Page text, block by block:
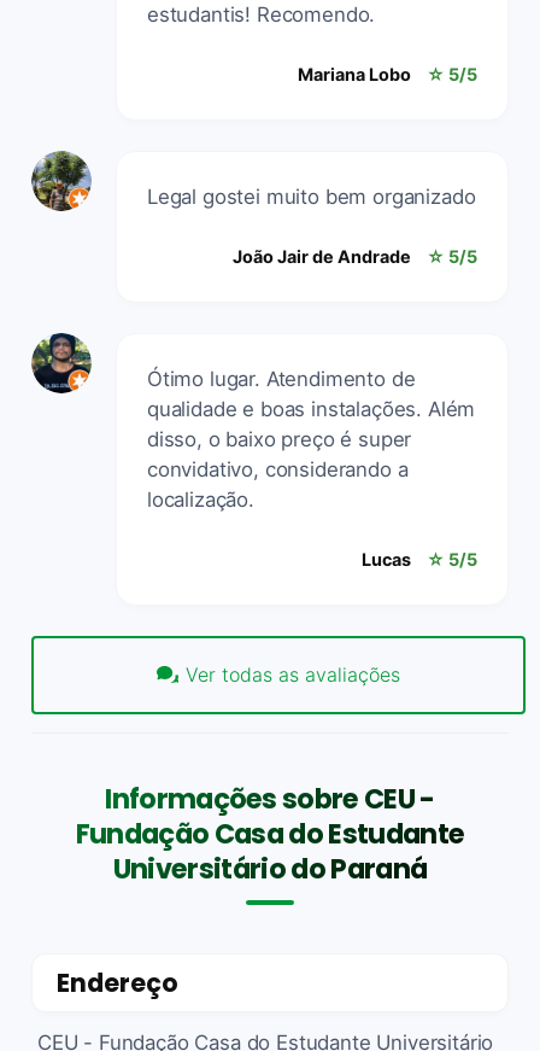
estudantis! Recomendo.
Mariana Lobo ☆ 5/5
Legal gostei muito bem organizado
João Jair de Andrade ☆ 5/5
Ótimo lugar. Atendimento de
qualidade e boas instalações. Além
disso, o baixo preço é super
convidativo, considerando a
localização.
Lucas ☆ 5/5
Ver todas as avaliações
Informações sobre CEU -
Fundação Casa do Estudante
Universitário do Paraná
Endereço
CEU - Fundação Casa do Estudante Universitário